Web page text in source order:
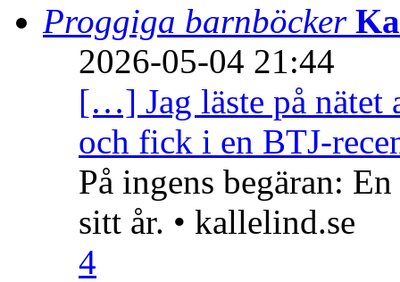
Proggiga barnböcker
2026-05-04 21:44
[…] Jag läste på nätet
och fick i en BTJ-
På ingens begäran:
sitt år. • kallelind.se
4